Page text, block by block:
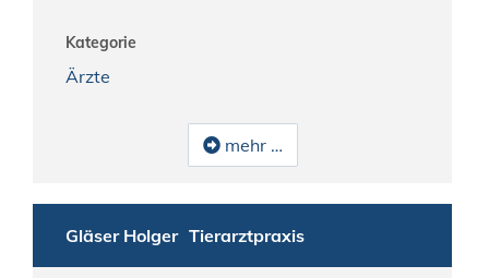
Kategorie
Ärzte
mehr …
Gläser Holger Tierarztpraxis